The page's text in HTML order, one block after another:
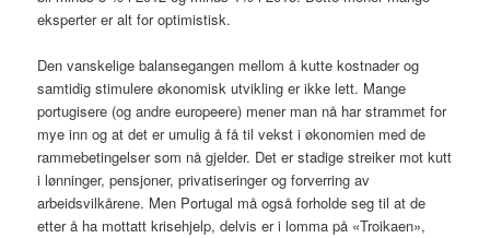
eksperter er alt for optimistisk.
Den vanskelige balansegangen mellom å kutte kostnader og
samtidig stimulere økonomisk utvikling er ikke lett. Mange
portugisere (og andre europeere) mener man nå har strammet for
mye inn og at det er umulig å få til vekst i økonomien med de
rammebetingelser som nå gjelder. Det er stadige streiker mot kutt
i lønninger, pensjoner, privatiseringer og forverring av
arbeidsvilkårene. Men Portugal må også forholde seg til at de
etter å ha mottatt krisehjelp, delvis er i lomma på «Troikaen»,